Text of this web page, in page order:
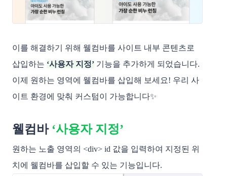
이를 해결하기 위해 웰컴바를 사이트 내부 콘텐츠로
삽입하는 ‘사용자 지정’ 기능을 추가하게 되었습니다.
이제 원하는 영역에 웰컴바를 삽입해 보세요! 우리 사
이트 환경에 맞춰 커스텀이 가능합니다✨
웰컴바 ‘사용자 지정’
원하는 노출 영역의 <div> id 값을 입력하여 지정된 위
치에 웰컴바를 삽입할 수 있는 기능입니다.